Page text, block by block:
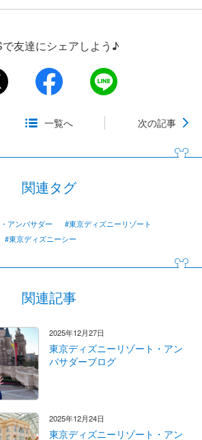
友達にシェアしよう♪
一覧へ 次の記事
関連タグ
アンバサダー
#東京ディズニーリゾート
#東京ディズニーシー
関連記事
2025年12月27日
東京ディズニーリゾート・アン
バサダーブログ
2025年12月24日
東京ディズニーリゾート・アン